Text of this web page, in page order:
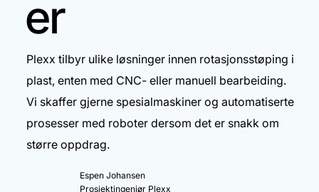
er
Plexx tilbyr ulike løsninger innen rotasjonsstøping i
plast, enten med CNC- eller manuell bearbeiding.
Vi skaffer gjerne spesialmaskiner og automatiserte
prosesser med roboter dersom det er snakk om
større oppdrag.
Espen Johansen
Prosjektingeniør Plexx